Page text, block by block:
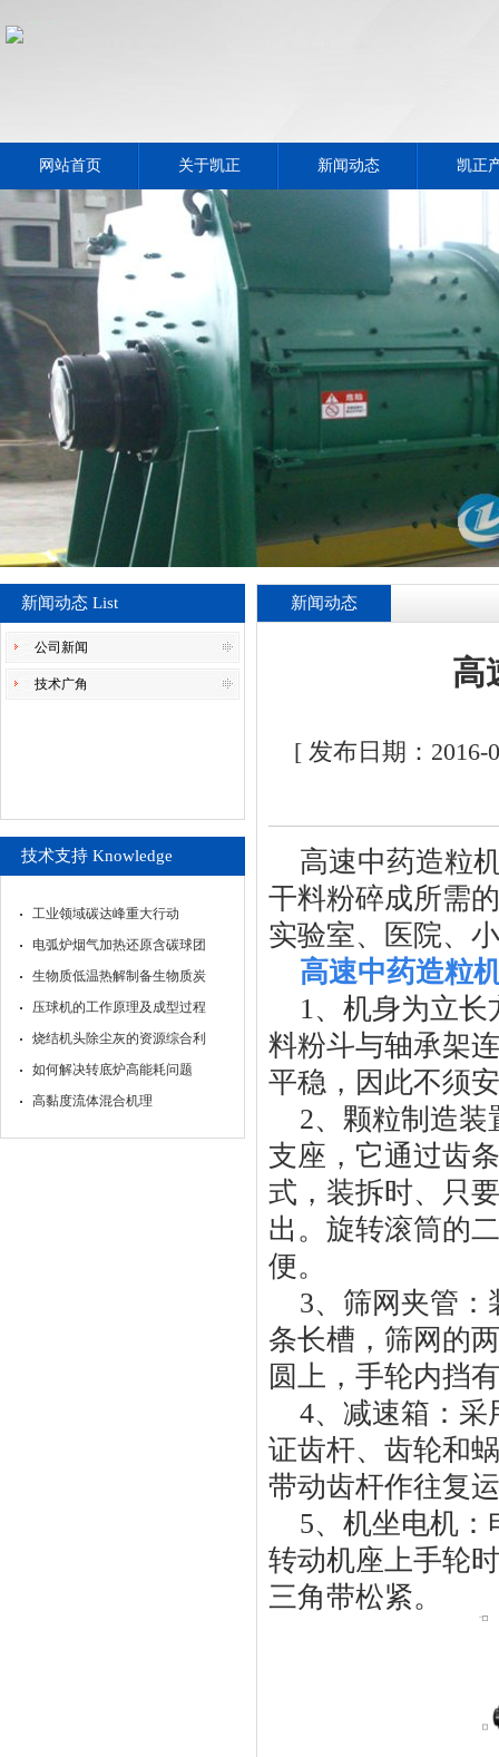
网站首页 关于凯正 新闻动态 凯正
新闻动态 List
公司新闻
技术广角
技术支持 Knowledge
工业领域碳达峰重大行动
电弧炉烟气加热还原含碳球团
生物质低温热解制备生物质炭
压球机的工作原理及成型过程
烧结机头除尘灰的资源综合利
如何解决转底炉高能耗问题
高黏度流体混合机理
新闻动态
高
[ 发布日期：2016-
高速中药造粒
干料粉碎成所需
实验室、医院、
高速中药造粒
1、机身为立
料粉斗与轴承架
平稳，因此不须
2、颗粒制造
支座，它通过齿
式，装拆时、只
出。旋转滚筒的
便。
3、筛网夹管
条长槽，筛网的
圆上，手轮内挡
4、减速箱：采
证齿杆、齿轮和
带动齿杆作往复
5、机坐电机
转动机座上手轮
三角带松紧。